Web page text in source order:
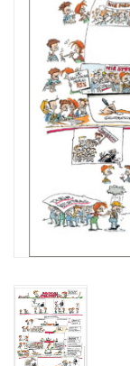
1. MAI
TARIFWENDE
INITIATIVE „MENSCH“
GEWERKSCHAFTEN
FRIEDEN
VEREINBARKEIT
MIETENSTOPP